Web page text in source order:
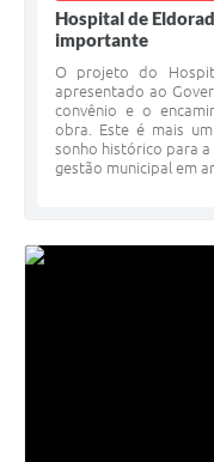
Hospital de
importante
O projeto do
apresentado ao
convênio e o
obra. Este é mais
sonho histórico para
gestão municipal em